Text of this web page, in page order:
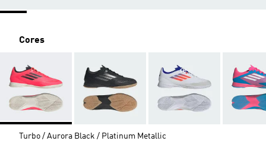
Cores
Turbo / Aurora Black / Platinum Metallic